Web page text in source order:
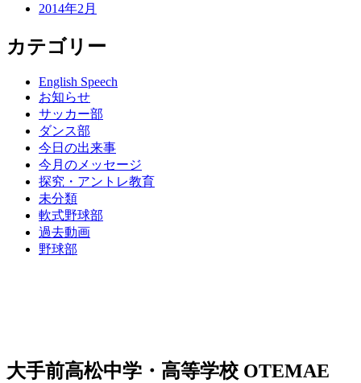
2014年2月
カテゴリー
English Speech
お知らせ
サッカー部
ダンス部
今日の出来事
今月のメッセージ
探究・アントレ教育
未分類
軟式野球部
過去動画
野球部
大手前高松中学・高等学校 OTEMAE